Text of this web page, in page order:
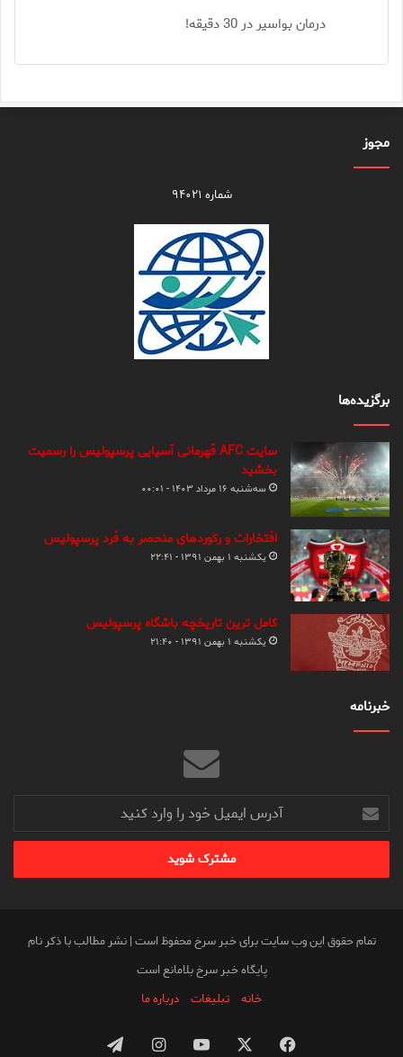
درمان بواسیر در 30 دقیقه!
مجوز
شماره ۹۴۰۲۱
برگزیده‌ها
سایت AFC قهرمانی آسیایی پرسپولیس را رسمیت
بخشید
سه‌شنبه ۱۶ مرداد ۱۴۰۳ - ۰۰:۰۱
افتخارات و رکوردهای منحصر به فرد پرسپولیس
یکشنبه ۱ بهمن ۱۳۹۱ - ۲۲:۴۱
کامل ترین تاریخچه باشگاه پرسپولیس
یکشنبه ۱ بهمن ۱۳۹۱ - ۲۱:۴۰
خبرنامه
آدرس
ایمیل
خود
وارد
تمام حقوق این وب سایت برای خبر سرخ محفوظ است | نشر مطالب با ذکر نام
پایگاه خبر سرخ بلامانع است
خانه
تبلیغات درباره ما
فیس یوتیوباینستاگرامتلگرام